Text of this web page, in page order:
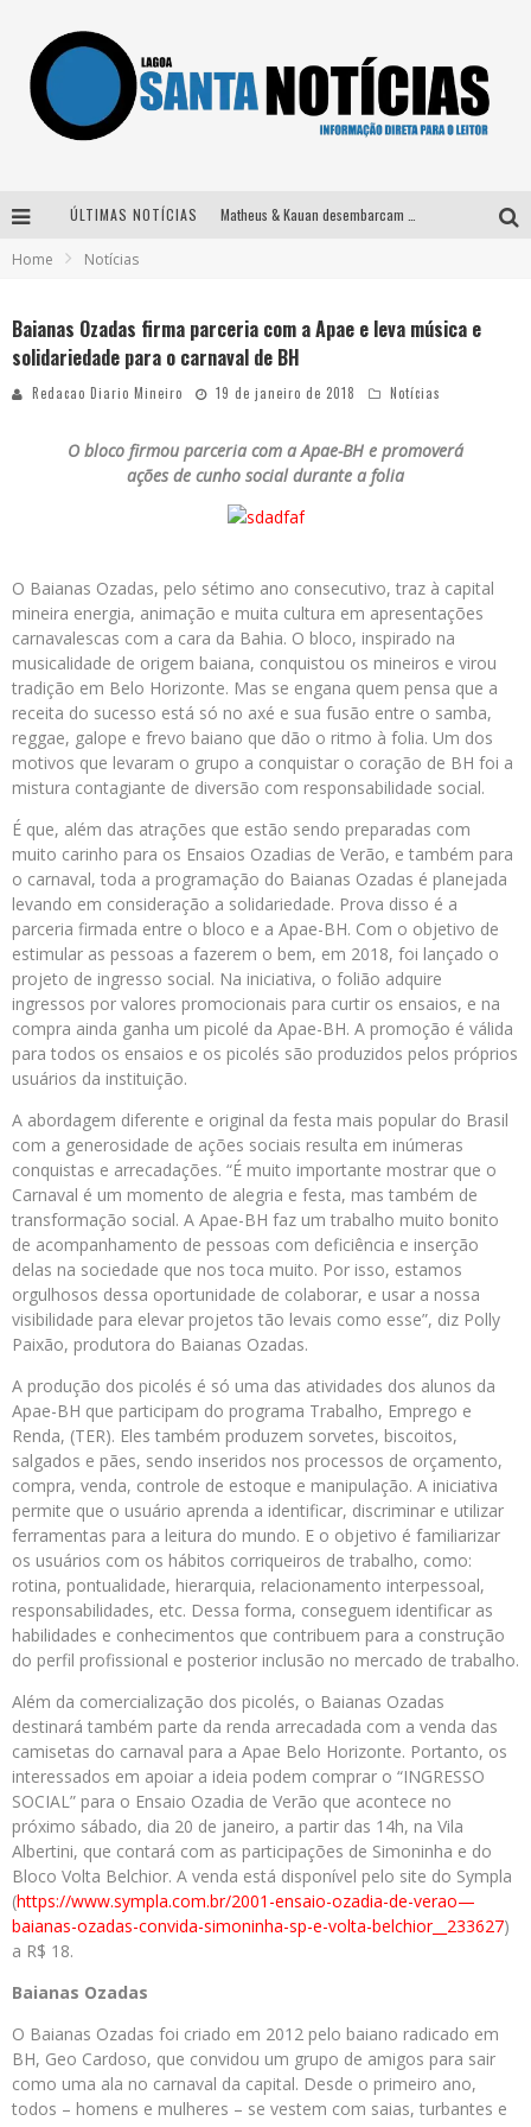
ÚLTIMAS NOTÍCIAS
Home Notícias
Baianas Ozadas firma parceria com a Apae e leva música e
solidariedade para o carnaval de BH
Redacao Diario Mineiro 19 de janeiro de 2018 Notícias
O bloco firmou parceria com a Apae-BH e promoverá
ações de cunho social durante a folia
O Baianas Ozadas, pelo sétimo ano consecutivo, traz à capital
mineira energia, animação e muita cultura em apresentações
carnavalescas com a cara da Bahia. O bloco, inspirado na
musicalidade de origem baiana, conquistou os mineiros e virou
tradição em Belo Horizonte. Mas se engana quem pensa que a
receita do sucesso está só no axé e sua fusão entre o samba,
reggae, galope e frevo baiano que dão o ritmo à folia. Um dos
motivos que levaram o grupo a conquistar o coração de BH foi a
mistura contagiante de diversão com responsabilidade social.
É que, além das atrações que estão sendo preparadas com
muito carinho para os Ensaios Ozadias de Verão, e também para
o carnaval, toda a programação do Baianas Ozadas é planejada
levando em consideração a solidariedade. Prova disso é a
parceria firmada entre o bloco e a Apae-BH. Com o objetivo de
estimular as pessoas a fazerem o bem, em 2018, foi lançado o
projeto de ingresso social. Na iniciativa, o folião adquire
ingressos por valores promocionais para curtir os ensaios, e na
compra ainda ganha um picolé da Apae-BH. A promoção é válida
para todos os ensaios e os picolés são produzidos pelos próprios
usuários da instituição.
A abordagem diferente e original da festa mais popular do Brasil
com a generosidade de ações sociais resulta em inúmeras
conquistas e arrecadações. “É muito importante mostrar que o
Carnaval é um momento de alegria e festa, mas também de
transformação social. A Apae-BH faz um trabalho muito bonito
de acompanhamento de pessoas com deficiência e inserção
delas na sociedade que nos toca muito. Por isso, estamos
orgulhosos dessa oportunidade de colaborar, e usar a nossa
visibilidade para elevar projetos tão levais como esse”, diz Polly
Paixão, produtora do Baianas Ozadas.
A produção dos picolés é só uma das atividades dos alunos da
Apae-BH que participam do programa Trabalho, Emprego e
Renda, (TER). Eles também produzem sorvetes, biscoitos,
salgados e pães, sendo inseridos nos processos de orçamento,
compra, venda, controle de estoque e manipulação. A iniciativa
permite que o usuário aprenda a identificar, discriminar e utilizar
ferramentas para a leitura do mundo. E o objetivo é familiarizar
os usuários com os hábitos corriqueiros de trabalho, como:
rotina, pontualidade, hierarquia, relacionamento interpessoal,
responsabilidades, etc. Dessa forma, conseguem identificar as
habilidades e conhecimentos que contribuem para a construção
do perfil profissional e posterior inclusão no mercado de trabalho.
Além da comercialização dos picolés, o Baianas Ozadas
destinará também parte da renda arrecadada com a venda das
camisetas do carnaval para a Apae Belo Horizonte. Portanto, os
interessados em apoiar a ideia podem comprar o “INGRESSO
SOCIAL” para o Ensaio Ozadia de Verão que acontece no
próximo sábado, dia 20 de janeiro, a partir das 14h, na Vila
Albertini, que contará com as participações de Simoninha e do
Bloco Volta Belchior. A venda está disponível pelo site do Sympla
(https://www.sympla.com.br/2001-ensaio-ozadia-de-verao—
baianas-ozadas-convida-simoninha-sp-e-volta-belchior_ _233627)
a R$ 18.
Baianas Ozadas
O Baianas Ozadas foi criado em 2012 pelo baiano radicado em
BH, Geo Cardoso, que convidou um grupo de amigos para sair
como uma ala no carnaval da capital. Desde o primeiro ano,
todos – homens e mulheres – se vestem com saias, turbantes e